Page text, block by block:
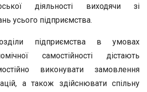
діяльності виходячи зі
усього підприємства.
підприємства в умовах
самостійності дістають
виконувати замовлення
а також здійснювати спільну